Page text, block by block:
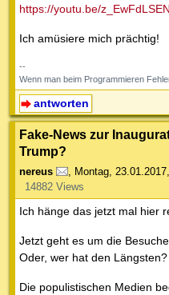
https://youtu.be/
Ich amüsiere mich prächtig!
--
Wenn man beim Programmieren
antworten
Fake-News zur
Trump?
nereus , Montag,
14882 Views
Ich hänge das jetzt mal hier
Jetzt geht es um die
Oder, wer hat den Längsten?
Die populistischen Medien